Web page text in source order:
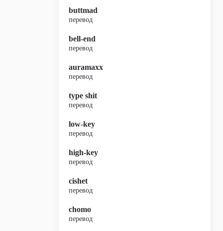
buttmad
перевод
bell-end
перевод
auramaxx
перевод
type shit
перевод
low-key
перевод
high-key
перевод
cishet
перевод
chomo
перевод